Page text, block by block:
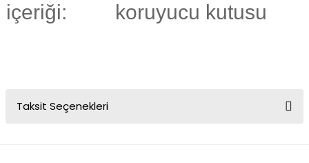
içeriği:
koruyucu kutusu
Taksit Seçenekleri